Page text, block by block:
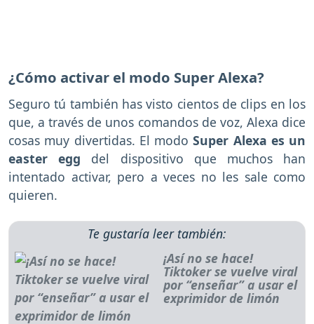
¿Cómo activar el modo Super Alexa?
Seguro tú también has visto cientos de clips en los
que, a través de unos comandos de voz, Alexa dice
cosas muy divertidas. El modoSuper Alexa es un
easter egg del dispositivo que muchos han
intentado activar, pero a veces no les sale como
quieren.
Te gustaría leer también:
¡Así no se hace!
Tiktoker se vuelve viral
por “enseñar” a usar el
exprimidor de limón